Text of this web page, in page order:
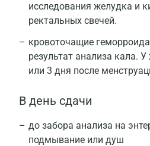
исследования желудка и
ректальных свечей.
кровоточащие
результат анализа кала.
или 3 дня после
В день сдачи
до забора анализа на
подмывание или душ